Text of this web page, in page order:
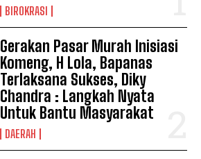
BIROKRASI
Gerakan Pasar Murah Inisiasi
Komeng, H Lola, Bapanas
Terlaksana Sukses, Diky
Chandra : Langkah Nyata
Untuk Bantu Masyarakat
DAERAH